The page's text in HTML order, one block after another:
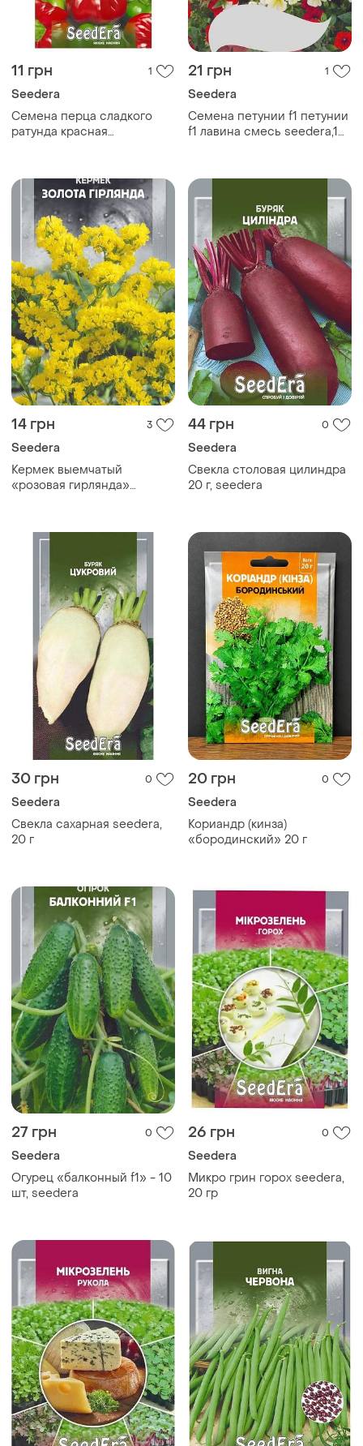
11 грн 1
Seedera
Семена перца сладкого
ратунда красная
21 грн 1
Seedera
Семена петунии f1 петунии
f1 лавина смесь seedera,10
14 грн 3
Seedera
Кермек выемчатый
«розовая гирлянда»
44 грн 0
Seedera
Свекла столовая цилиндра
20 г, seedera
30 грн 0
Seedera
Свекла сахарная seedera,
20 г
20 грн 0
Seedera
Кориандр (кинза)
«бородинский» 20 г
27 грн 0
Seedera
Огурец «балконный f1» - 10
шт, seedera
26 грн 0
Seedera
Микро грин горох seedera,
20 гр